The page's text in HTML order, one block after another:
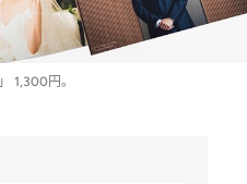
1,300円。